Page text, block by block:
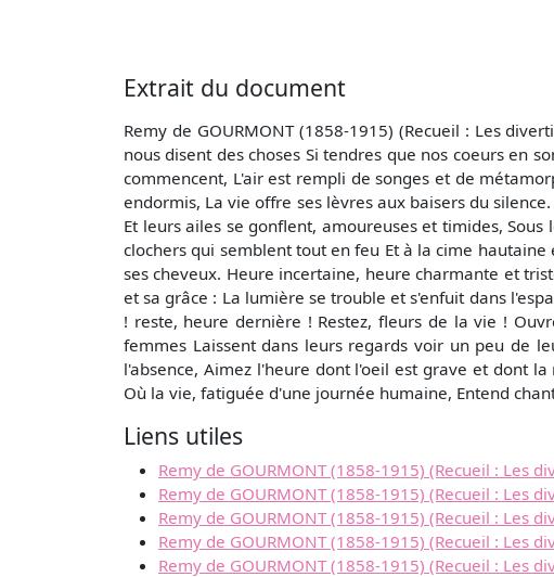
Extrait du document
Remy de GOURMONT (1858-1915) (Recueil : Les
nous disent des choses Si tendres que nos coeurs en
commencent, L'air est rempli de songes et de
endormis, La vie offre ses lèvres aux baisers du
Et leurs ailes se gonflent, amoureuses et timides,
clochers qui semblent tout en feu Et à la cime
ses cheveux. Heure incertaine, heure charmante et
et sa grâce : La lumière se trouble et s'enfuit dans
! reste, heure dernière ! Restez, fleurs de la vie !
femmes Laissent dans leurs regards voir un peu de
l'absence, Aimez l'heure dont l'oeil est grave et dont
Où la vie, fatiguée d'une journée humaine, Entend
Liens utiles
Remy de GOURMONT (1858-1915) (Recueil : Les
Remy de GOURMONT (1858-1915) (Recueil : Les
Remy de GOURMONT (1858-1915) (Recueil : Les
Remy de GOURMONT (1858-1915) (Recueil : Les
Remy de GOURMONT (1858-1915) (Recueil : Les